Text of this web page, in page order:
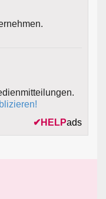
✔ HELPads